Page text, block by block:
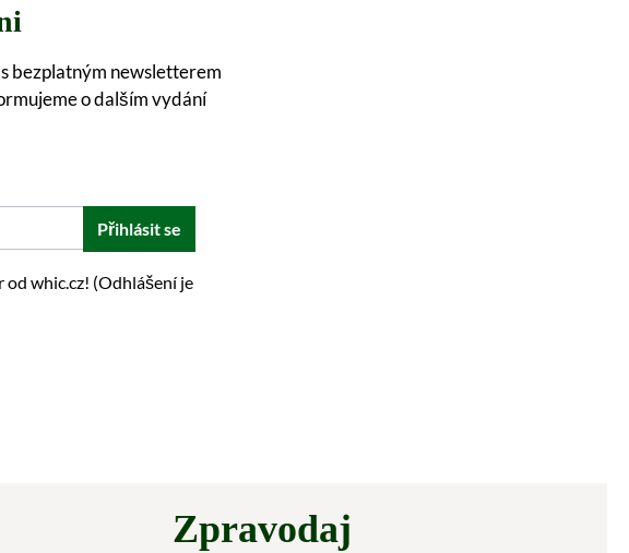
bezplatným newsletterem
o dalším vydání
whic.cz! (Odhlášení je
Přihlásit se
Zpravodaj